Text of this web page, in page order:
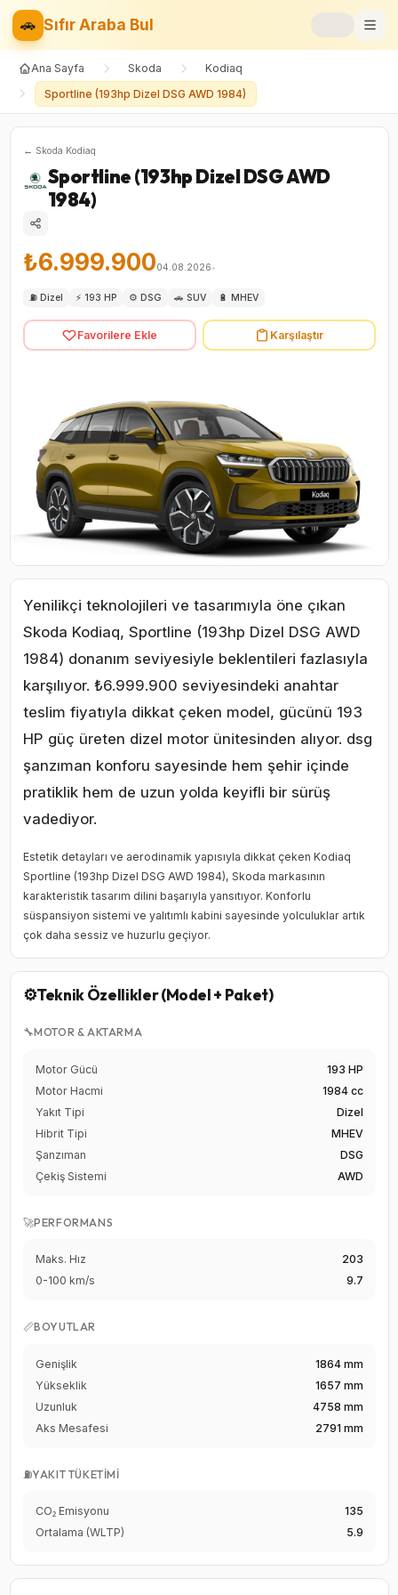
🚗 Sıfır Araba Bul
Markalar
Elektrikli
🚙
⚖️Karşılaştır
❤️Favoriler
Ana Sayfa Skoda
Kodiaq
Sportline (193hp Dizel DSG AWD 1984)
← Skoda Kodiaq
Sportline (193hp Dizel DSG AWD
1984)
₺6.999.90004.08.2026•
⛽ Dizel ⚡ 193 HP ⚙️ DSG 🚗 SUV 🔋 MHEV
Favorilere Ekle Karşılaştır
Yenilikçi teknolojileri ve tasarımıyla öne çıkan
Skoda Kodiaq, Sportline (193hp Dizel DSG AWD
1984) donanım seviyesiyle beklentileri fazlasıyla
karşılıyor. ₺6.999.900 seviyesindeki anahtar
teslim fiyatıyla dikkat çeken model, gücünü 193
HP güç üreten dizel motor ünitesinden alıyor. dsg
şanzıman konforu sayesinde hem şehir içinde
pratiklik hem de uzun yolda keyifli bir sürüş
vadediyor.
Estetik detayları ve aerodinamik yapısıyla dikkat çeken Kodiaq
Sportline (193hp Dizel DSG AWD 1984), Skoda markasının
karakteristik tasarım dilini başarıyla yansıtıyor. Konforlu
süspansiyon sistemi ve yalıtımlı kabini sayesinde yolculuklar artık
çok daha sessiz ve huzurlu geçiyor.
⚙️Teknik Özellikler (Model + Paket)
🔧MOTOR & AKTARMA
Motor Gücü
193 HP
Motor Hacmi
1984 cc
Yakıt Tipi
Dizel
Hibrit Tipi
MHEV
Şanzıman
DSG
Çekiş Sistemi
AWD
🚀PERFORMANS
Maks. Hız
203
0-100 km/s
9.7
📏BOYUTLAR
Genişlik
1864 mm
Yükseklik
1657 mm
Uzunluk
4758 mm
Aks Mesafesi
2791 mm
⛽YAKIT TÜKETIMI
CO₂ Emisyonu
135
Ortalama (WLTP)
5.9